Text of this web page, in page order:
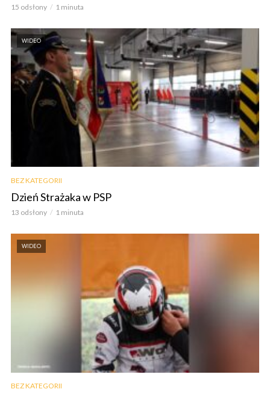
15 odsłony 1 minuta
WIDEO
BEZ KATEGORII
Dzień Strażaka w PSP
13 odsłony 1 minuta
WIDEO
BEZ KATEGORII